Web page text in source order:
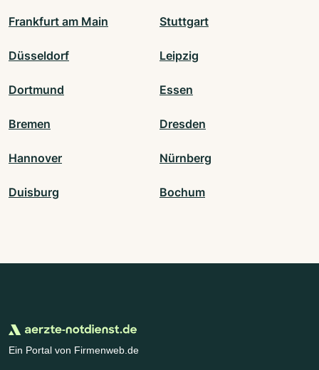
Frankfurt am Main Stuttgart
Düsseldorf Leipzig
Dortmund Essen
Bremen Dresden
Hannover Nürnberg
Duisburg Bochum
Ein Portal von Firmenweb.de